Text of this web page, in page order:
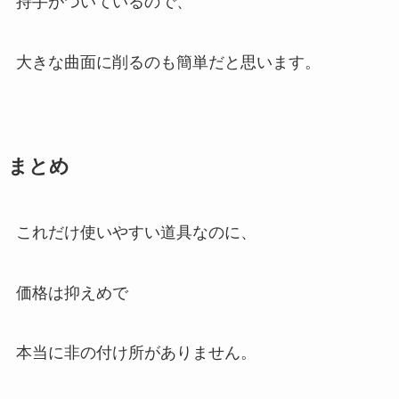
大きな曲面に削るのも簡単だと思います。
まとめ
これだけ使いやすい道具なのに、
価格は抑えめで
本当に非の付け所がありません。